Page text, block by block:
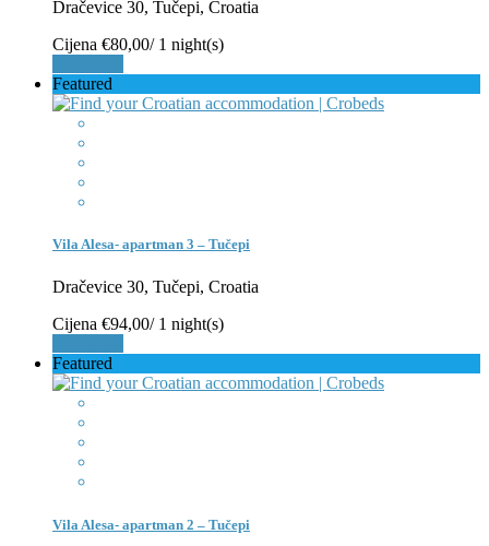
Dračevice 30, Tučepi, Croatia
Cijena €80,00/ 1 night(s)
Featured
Vila Alesa- apartman 3 – Tučepi
Dračevice 30, Tučepi, Croatia
Cijena €94,00/ 1 night(s)
Featured
Vila Alesa- apartman 2 – Tučepi